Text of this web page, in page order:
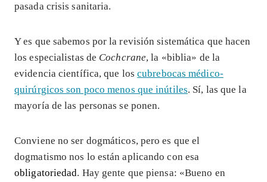
pasada crisis sanitaria.
Y es que sabemos por la revisión sistemática que hacen
los especialistas de Cochcrane, la «biblia» de la
evidencia científica, que loscubrebocas médico-
quirúrgicos son poco menos que inútiles. Sí, las que la
mayoría de las personas se ponen.
Conviene no ser dogmáticos, pero es que el
dogmatismo nos lo están aplicando con esa
obligatoriedad. Hay gente que piensa: «Bueno en